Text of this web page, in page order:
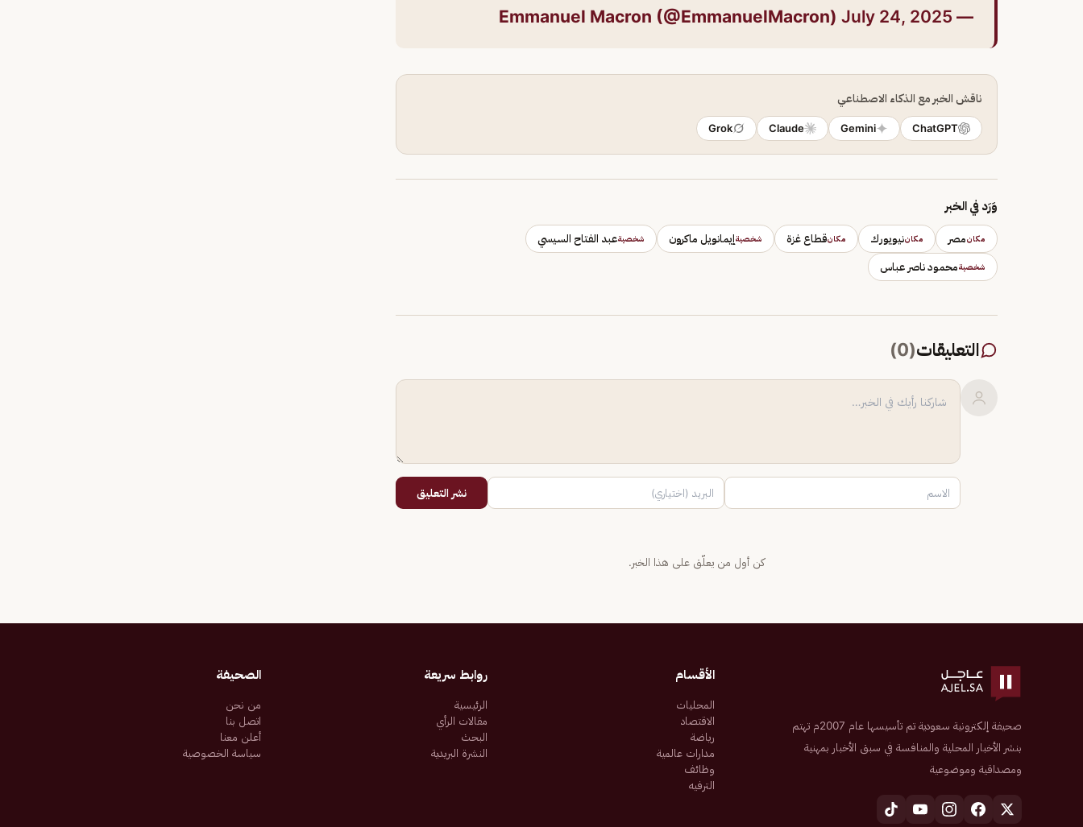
— Emmanuel Macron (@EmmanuelMacron)
July 24, 2025
ناقش الخبر مع الذكاء الاصطناعي
ChatGPT
Gemini
Claude
Grok
وَرَد في الخبر
مكانمصر مكاننيويورك مكانقطاع غزة شخصيةإيمانويل ماكرون شخصيةعبد الفتاح السيسي
شخصيةمحمود ناصر عباس
التعليقات(
0
)
نشر التعليق
كن أول من يعلّق على هذا الخبر.
صحيفة إلكترونية سعودية تم تأسيسها عام 2007م تهتم
بنشر الأخبار المحلية والمنافسة في سبق الأخبار بمهنية
ومصداقية وموضوعية
الأقسام
المحليات
الاقتصاد
رياضة
مدارات عالمية
وظائف
الترفيه
روابط سريعة
الرئيسية
مقالات الرأي
البحث
النشرة البريدية
الصحيفة
من نحن
اتصل بنا
أعلن معنا
سياسة الخصوصية